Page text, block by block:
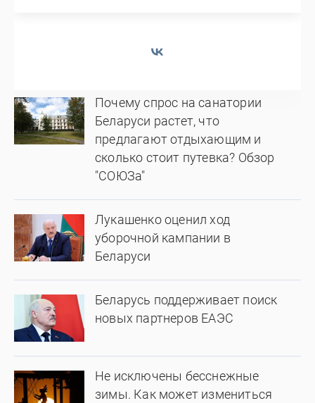
Почему спрос на санатории
Беларуси растет, что
предлагают отдыхающим и
сколько стоит путевка? Обзор
"СОЮЗа"
Лукашенко оценил ход
уборочной кампании в
Беларуси
Беларусь поддерживает поиск
новых партнеров ЕАЭС
Не исключены бесснежные
зимы. Как может измениться